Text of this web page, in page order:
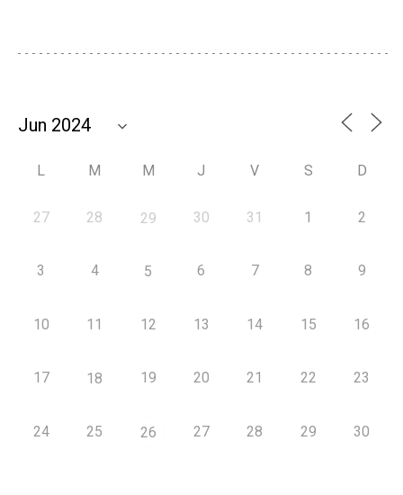
L M M J V S D
27 28 29 30 31 1 2
3 4 5 6 7 8 9
10 11 12 13 14 15 16
17 18 19 20 21 22 23
24 25 26 27 28 29 30